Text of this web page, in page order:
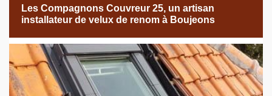
Les Compagnons Couvreur 25, un artisan
installateur de velux de renom à Boujeons